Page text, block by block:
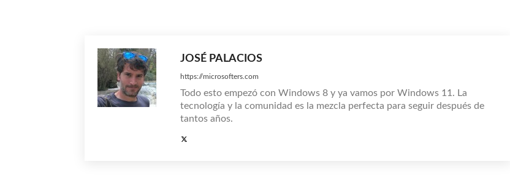
JOSÉ PALACIOS
https://microsofters.com
Todo esto empezó con Windows 8 y ya vamos por Windows 11. La
tecnología y la comunidad es la mezcla perfecta para seguir después de
tantos años.